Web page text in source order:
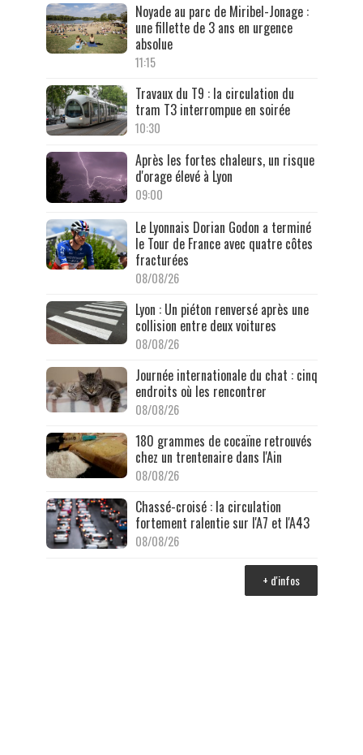
Noyade au parc de Miribel-Jonage :
une fillette de 3 ans en urgence
absolue
11:15
Travaux du T9 : la circulation du
tram T3 interrompue en soirée
10:30
Après les fortes chaleurs, un risque
d'orage élevé à Lyon
09:00
Le Lyonnais Dorian Godon a terminé
le Tour de France avec quatre côtes
fracturées
08/08/26
Lyon : Un piéton renversé après une
collision entre deux voitures
08/08/26
Journée internationale du chat : cinq
endroits où les rencontrer
08/08/26
180 grammes de cocaïne retrouvés
chez un trentenaire dans l'Ain
08/08/26
Chassé-croisé : la circulation
fortement ralentie sur l'A7 et l'A43
08/08/26
+ d'infos